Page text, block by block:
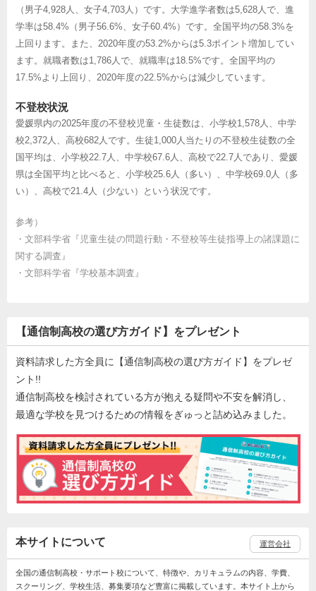
（男子4,928人、女子4,703人）です。大学進学者数は5,628人で、進
学率は58.4%（男子56.6%、女子60.4%）です。全国平均の58.3%を
上回ります。また、2020年度の53.2%からは5.3ポイント増加してい
ます。就職者数は1,786人で、就職率は18.5%です。全国平均の
17.5%より上回り、2020年度の22.5%からは減少しています。
不登校状況
愛媛県内の2025年度の不登校児童・生徒数は、小学校1,578人、中学
校2,372人、高校682人です。生徒1,000人当たりの不登校生徒数の全
国平均は、小学校22.7人、中学校67.6人、高校で22.7人であり、愛媛
県は全国平均と比べると、小学校25.6人（多い）、中学校69.0人（多
い）、高校で21.4人（少ない）という状況です。
参考）
・ 文部科学省『児童生徒の問題行動・不登校等生徒指導上の諸課題に
関する調査』
・ 文部科学省『学校基本調査』
【通信制高校の選び方ガイド】をプレゼント
資料請求した方全員に【通信制高校の選び方ガイド】をプレゼ
ント!!
通信制高校を検討されている方が抱える疑問や不安を解消し、
最適な学校を見つけるための情報をぎゅっと詰め込みました。
本サイトについて 運営会社
全国の通信制高校・サポート校について、特徴や、カリキュラムの内容、学費、
スクーリング、学校生活、募集要項など豊富に掲載しています。本サイト上から